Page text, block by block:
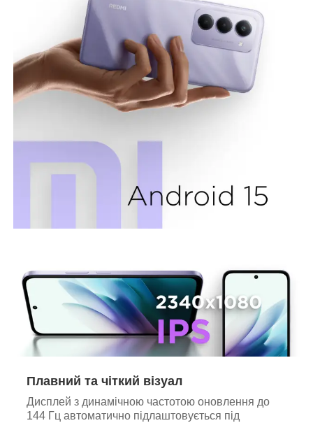
Плавний та чіткий візуал
Дисплей з динамічною частотою оновлення до
144 Гц автоматично підлаштовується під